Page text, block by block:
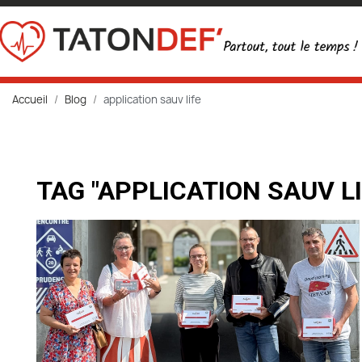
Accueil Blog application sauv life
TAG "APPLICATION SAUV